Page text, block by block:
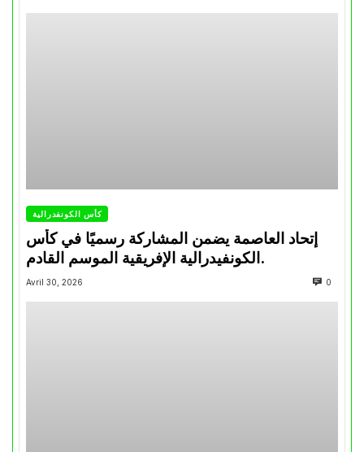
كأس الكونفدرالية
إتحاد العاصمة يضمن المشاركة رسميًا في كأس
الكونفيدرالية الإفريقية الموسم القادم.
Avril 30, 2026 0